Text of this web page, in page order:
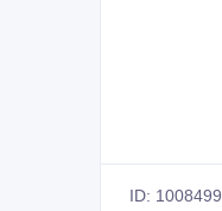
ID: 1008499